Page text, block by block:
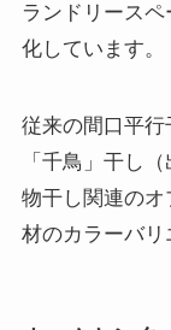
ランドリース
化しています。
従来の間口平
「千鳥」干し
物干し関連の
材のカラーバリ